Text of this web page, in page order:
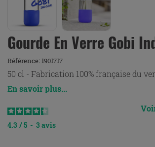
Gourde En Verre Gobi
Référence: 1901717
50 cl - Fabrication 100% française du
En savoir plus...
4.3 / 5 - 3avis